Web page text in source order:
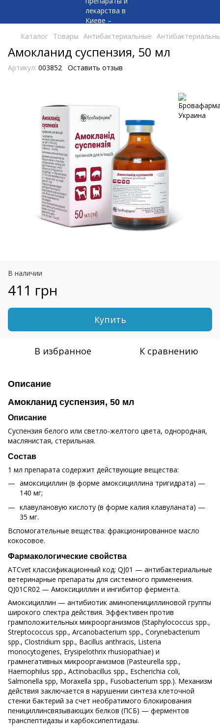
Каталог Товары Антибактериальные
Амокланид суспензия, 50 мл
Артикул: 003852 Оставить отзыв
В наличии
411 грн
Купить
В избранное К сравнению
Описание
Амокланид суспензия, 50 мл
Описание
Суспензия белого или светло-желтого цвета, однородная,
маслянистая, стерильная.
Состав
1 мл препарата содержит действующие вещества:
амоксициллин (в форме амоксициллина тригидрата) —
140 мг;
клавулановую кислоту (в форме калия клавуланата) —
35 мг.
Вспомогательные вещества: фракционированное масло
кокосовое.
Фармакологические свойства
ATCvet классификационный код: QJ01 — антибактериальные
ветеринарные препараты для системного применения.
QJ01CR02 — Амоксициллин и ингибитор фермента.
Амоксициллин — антибиотик аминопенициллиновой группы
широкого спектра действия. Эффективен против
грамположительных микроорганизмов (Staphylococcus spp.,
Streptococcus spp., Arcanobacterium spp., Corynebacterium
spp., Clostridium spp., Bacillus anthracis, Listeria
monocytogenes, Erysipelothrix rhusiopathiae) и
грамнегативных микроорганизмов (Pasteurella spp.,
Haemophilus spp., Actinobacillus spp., Escherichia coli,
Salmonella spp, Moraxella spp., Fusobacterium spp.). Механизм
действия заключается в нарушении синтеза клеточной
стенки бактерий за счет необратимого блокирования
пенициллинсвязывающих белков (ПСБ) — ферментов
транспептидазы и карбоксипептидазы.